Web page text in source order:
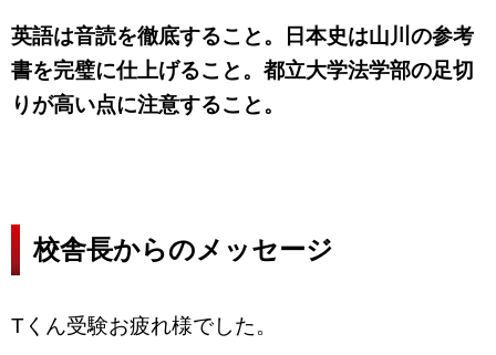
英語は音読を徹底すること。日本史は山川の参考
書を完璧に仕上げること。都立大学法学部の足切
りが高い点に注意すること。
校舎長からのメッセージ
Tくん受験お疲れ様でした。